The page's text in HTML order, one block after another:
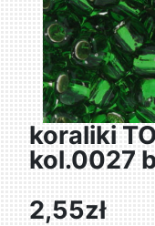
koraliki
kol.0027
2,55zł